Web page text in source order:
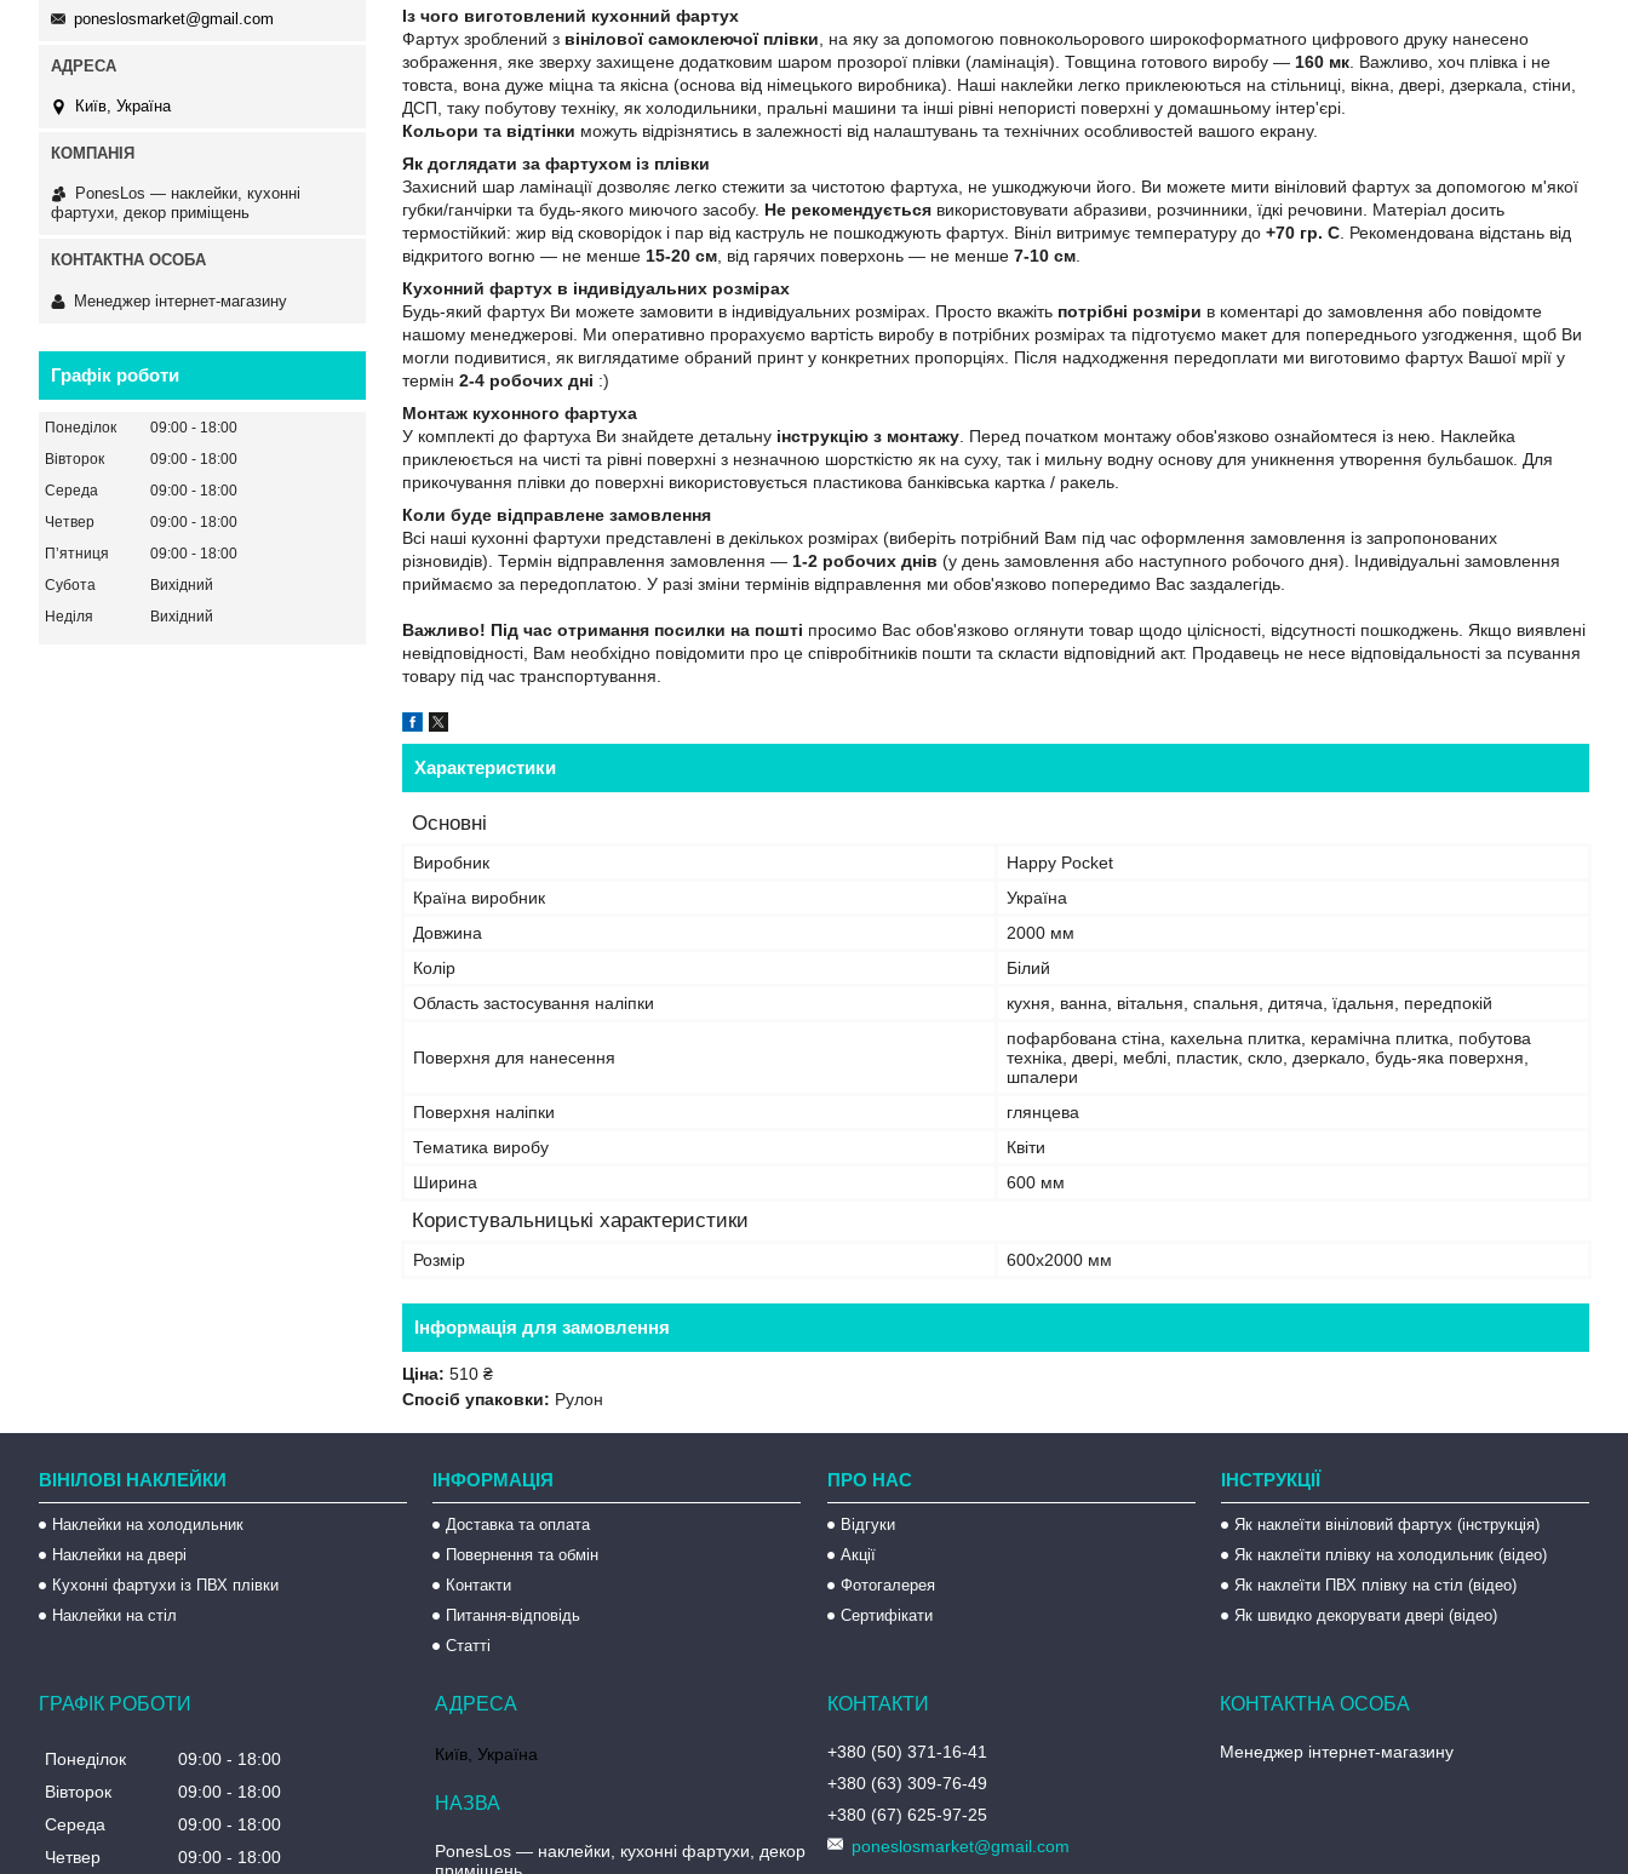
Із чого виготовлений кухонний фартух
Фартух зроблений з вінілової самоклеючої плівки , на яку за допомогою повнокольорового широкоформатного цифрового друку нанесено
зображення, яке зверху захищене додатковим шаром прозорої плівки (ламінація). Товщина готового виробу — 160 мк . Важливо, хоч плівка і не
товста, вона дуже міцна та якісна (основа від німецького виробника). Наші наклейки легко приклеюються на стільниці, вікна, двері, дзеркала, стіни,
ДСП, таку побутову техніку, як холодильники, пральні машини та інші рівні непористі поверхні у домашньому інтер'єрі.
Кольори та відтінки можуть відрізнятись в залежності від налаштувань та технічних особливостей вашого екрану.
Як доглядати за фартухом із плівки
Захисний шар ламінації дозволяє легко стежити за чистотою фартуха, не ушкоджуючи його. Ви можете мити вініловий фартух за допомогою м'якої
губки/ганчірки та будь-якого миючого засобу. Не рекомендується використовувати абразиви, розчинники, їдкі речовини. Матеріал досить
термостійкий: жир від сковорідок і пар від каструль не пошкоджують фартух. Вініл витримує температуру до +70 гр. С . Рекомендована відстань від
відкритого вогню — не менше 15-20 см , від гарячих поверхонь — не менше 7-10 см
Кухонний фартух в індивідуальних розмірах
Будь-який фартух Ви можете замовити в індивідуальних розмірах. Просто вкажіть потрібні розміри в коментарі до замовлення або повідомте
нашому менеджерові. Ми оперативно прорахуємо вартість виробу в потрібних розмірах та підготуємо макет для попереднього узгодження, щоб Ви
могли подивитися, як виглядатиме обраний принт у конкретних пропорціях. Після надходження передоплати ми виготовимо фартух Вашої мрії у
термін 2-4 робочих дні :)
Монтаж кухонного фартуха
У комплекті до фартуха Ви знайдете детальну інструкцію з монтажу . Перед початком монтажу обов'язково ознайомтеся із нею. Наклейка
приклеюється на чисті та рівні поверхні з незначною шорсткістю як на суху, так і мильну водну основу для уникнення утворення бульбашок. Для
прикочування плівки до поверхні використовується пластикова банківська картка / ракель.
Коли буде відправлене замовлення
Всі наші кухонні фартухи представлені в декількох розмірах (виберіть потрібний Вам під час оформлення замовлення із запропонованих
різновидів). Термін відправлення замовлення — 1-2 робочих днів (у день замовлення або наступного робочого дня). Індивідуальні замовлення
приймаємо за передоплатою. У разі зміни термінів відправлення ми обов'язково попередимо Вас заздалегідь.
Важливо! Під час отримання посилки на пошті просимо Вас обов'язково оглянути товар щодо цілісності, відсутності пошкоджень. Якщо виявлені
невідповідності, Вам необхідно повідомити про це співробітників пошти та скласти відповідний акт. Продавець не несе відповідальності за псування
товару під час транспортування.
Характеристики
Основні
Виробник
Happy Pocket
Країна виробник
Україна
Довжина
2000 мм
Колір
Білий
Область застосування наліпки
кухня, ванна, вітальня, спальня, дитяча, їдальня, передпокій
Поверхня для нанесення
пофарбована стіна, кахельна плитка, керамічна плитка, побутова
техніка, двері, меблі, пластик, скло, дзеркало, будь-яка поверхня,
шпалери
Поверхня наліпки
глянцева
Тематика виробу
Квіти
Ширина
600 мм
Користувальницькі характеристики
Розмір 600х2000 мм
Інформація для замовлення
Ціна: 510 ₴
Спосіб упаковки: Рулон
poneslosmarket@gmail.com
Київ, Україна
PonesLos ― наклейки, кухонні
фартухи, декор приміщень
Менеджер інтернет-магазину
Графік роботи
Понеділок 09:00
18:00
Вівторок
09:00
18:00
Середа
09:00
18:00
Четвер
09:00
18:00
Пʼятниця
09:00
18:00
Субота
Вихідний
Неділя
Вихідний
ВІНІЛОВІ НАКЛЕЙКИ
Наклейки на холодильник
Наклейки на двері
Кухонні фартухи із ПВХ плівки
Наклейки на стіл
ІНФОРМАЦІЯ
Доставка та оплата
Повернення та обмін
Контакти
Питання-відповідь
Статті
ПРО НАС
Відгуки
Акції
Фотогалерея
Сертифікати
ІНСТРУКЦІЇ
Як наклеїти вініловий фартух (інструкція)
Як наклеїти плівку на холодильник (відео)
Як наклеїти ПВХ плівку на стіл (відео)
Як швидко декорувати двері (відео)
ГРАФІК РОБОТИ
Понеділок 09:00
18:00
Вівторок
09:00
18:00
Середа
09:00
18:00
Четвер
09:00 18:00
Київ, Україна
PonesLos ― наклейки, кухонні фартухи, декор
+380 (50) 371-16-41
+380 (63) 309-76-49
+380 (67) 625-97-25
poneslosmarket@gmail.com
Менеджер інтернет-магазину